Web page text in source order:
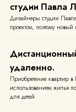
студии Павла
Дизайнеры студии
проектом, поэтому
удаленно.
Приобретение квартир в
использованием жилья
для детей.